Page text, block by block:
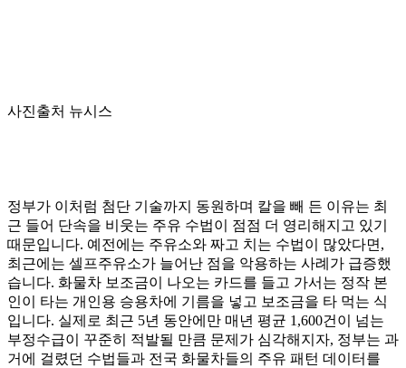
사진출처 뉴시스
정부가 이처럼 첨단 기술까지 동원하며 칼을 빼 든 이유는 최
근 들어 단속을 비웃는 주유 수법이 점점 더 영리해지고 있기
때문입니다. 예전에는 주유소와 짜고 치는 수법이 많았다면,
최근에는 셀프주유소가 늘어난 점을 악용하는 사례가 급증했
습니다. 화물차 보조금이 나오는 카드를 들고 가서는 정작 본
인이 타는 개인용 승용차에 기름을 넣고 보조금을 타 먹는 식
입니다. 실제로 최근 5년 동안에만 매년 평균 1,600건이 넘는
부정수급이 꾸준히 적발될 만큼 문제가 심각해지자, 정부는 과
거에 걸렸던 수법들과 전국 화물차들의 주유 패턴 데이터를